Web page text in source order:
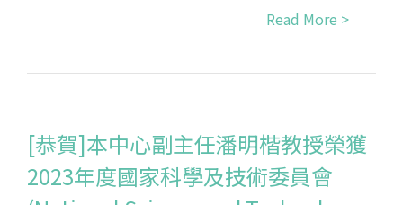
Read More >
[恭賀]本中心副主任潘明楷教授榮獲
2023年度國家科學及技術委員會